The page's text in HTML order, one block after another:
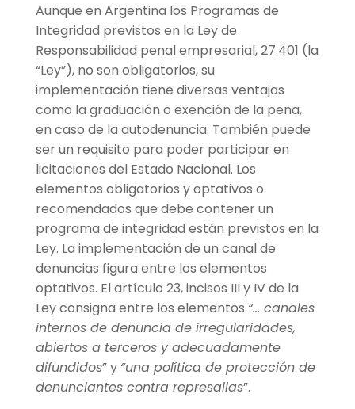
Aunque en Argentina los Programas de
Integridad previstos en la Ley de
Responsabilidad penal empresarial, 27.401 (la
“Ley”), no son obligatorios, su
implementación tiene diversas ventajas
como la graduación o exención de la pena,
en caso de la autodenuncia. También puede
ser un requisito para poder participar en
licitaciones del Estado Nacional. Los
elementos obligatorios y optativos o
recomendados que debe contener un
programa de integridad están previstos en la
Ley. La implementación de un canal de
denuncias figura entre los elementos
optativos. El artículo 23, incisos III y IV de la
Ley consigna entre los elementos “… canales
internos de denuncia de irregularidades,
abiertos a terceros y adecuadamente
difundidos” y “una política de protección de
denunciantes contra represalias”.